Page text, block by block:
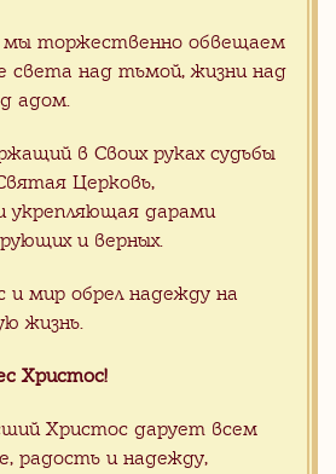
знания и опыт мы
каждый приход,
глубинке мог получить
прямо из Китая, -
связанных с
к вратам храма.
заказ, но не
начать?
мы торжественно обвещаем
света над тьмой, жизни над
адом.
в Своих руках судьбы
Церковь,
укрепляющая дарами
и верных.
и мир обрел надежду на
жизнь.
Христос!
Христос дарует всем
радость и надежду,